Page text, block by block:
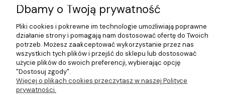
Informacje
O nas
©2026 Wszelkie Prawa Zastrzeżone | Gastrosklep |
Wyposażenie gastronomii, restauracji oraz barów
Dbamy o Twoją prywatność
Pliki cookies i pokrewne im technologie umożliwiają poprawne
działanie strony i pomagają nam dostosować ofertę do Twoich
potrzeb. Możesz zaakceptować wykorzystanie przez nas
wszystkich tych plików i przejść do sklepu lub dostosować
użycie plików do swoich preferencji, wybierając opcję
"Dostosuj zgody".
Więcej o plikach cookies przeczytasz w naszej Polityce
prywatności.